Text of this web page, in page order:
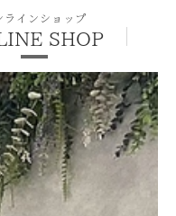
ラインショップ
SHOP